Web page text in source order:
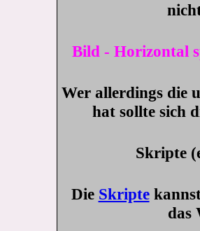
Bild - Horizontal
Wer allerdings die
hat sollte sich
Skripte
Die Skripte
das